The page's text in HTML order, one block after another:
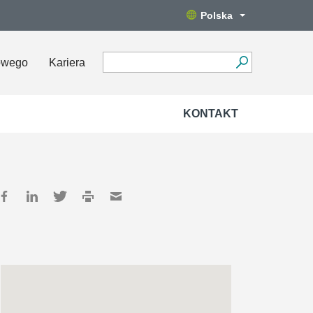
Polska
Kariera
KONTAKT